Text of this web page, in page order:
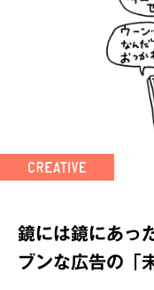
鏡には鏡にあっ
ブンな広告の「